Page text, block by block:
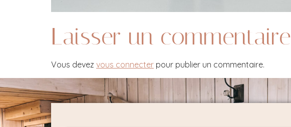
Laisser un commentaire
Vous devez vous connecter pour publier un commentaire.